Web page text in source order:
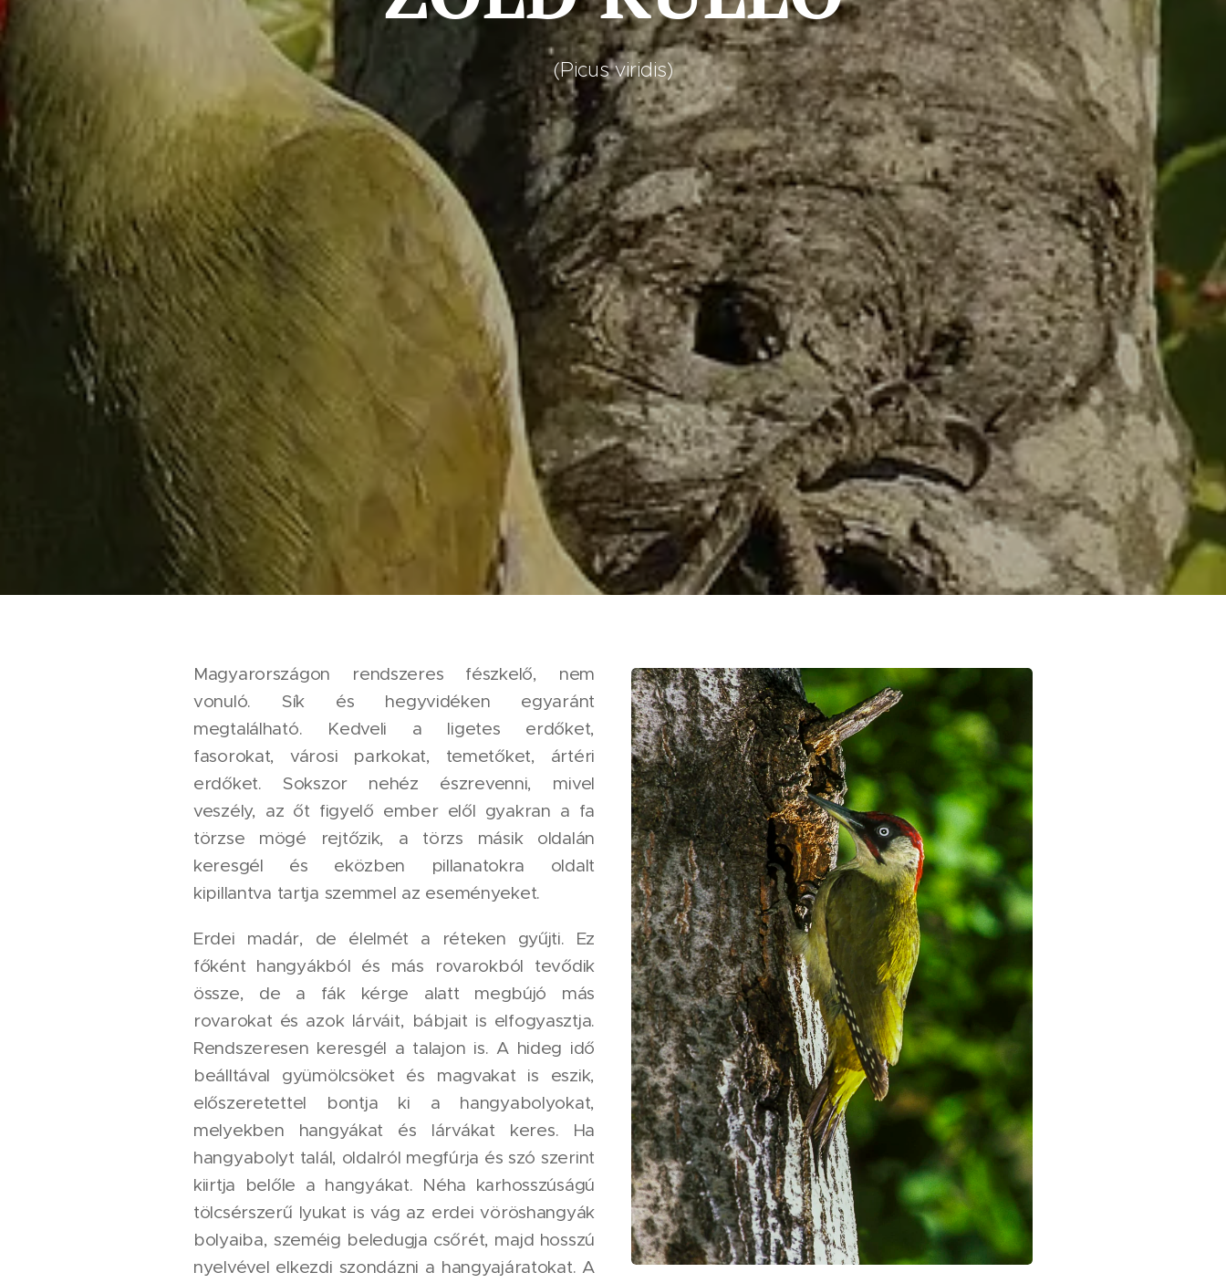
(Picus viridis)
Magyarországon rendszeres fészkelő, nem
vonuló. Sík és hegyvidéken egyaránt
megtalálható. Kedveli a ligetes erdőket,
fasorokat, városi parkokat, temetőket, ártéri
erdőket. Sokszor nehéz észrevenni, mivel
veszély, az őt figyelő ember elől gyakran a fa
törzse mögé rejtőzik, a törzs másik oldalán
keresgél és eközben pillanatokra oldalt
kipillantva tartja szemmel az eseményeket.
Erdei madár, de élelmét a réteken gyűjti. Ez
főként hangyákból és más rovarokból tevődik
össze, de a fák kérge alatt megbújó más
rovarokat és azok lárváit, bábjait is elfogyasztja.
Rendszeresen keresgél a talajon is. A hideg idő
beálltával gyümölcsöket és magvakat is eszik,
előszeretettel bontja ki a hangyabolyokat,
melyekben hangyákat és lárvákat keres. Ha
hangyabolyt talál, oldalról megfúrja és szó szerint
kiirtja belőle a hangyákat. Néha karhosszúságú
tölcsérszerű lyukat is vág az erdei vöröshangyák
bolyaiba, szeméig beledugja csőrét, majd hosszú
nyelvével elkezdi szondázni a hangyajáratokat. A